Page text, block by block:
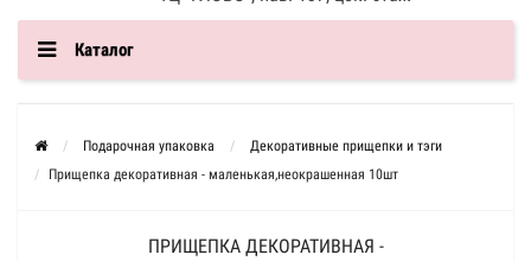
Каталог
Подарочная упаковка
Декоративные прищепки и тэги
Прищепка декоративная - маленькая,неокрашенная 10шт
ПРИЩЕПКА ДЕКОРАТИВНАЯ -